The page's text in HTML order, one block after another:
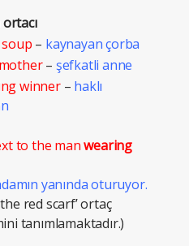
– kaynayan çorba
– şefkatli anne
winner– haklı
to the manwearing
yanında oturuyor.
red scarf’ ortaç
tanımlamaktadır.)